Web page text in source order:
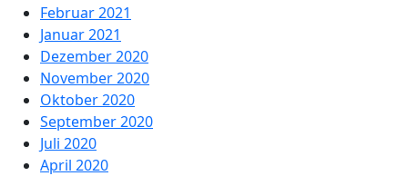
Februar 2021
Januar 2021
Dezember 2020
November 2020
Oktober 2020
September 2020
Juli 2020
April 2020